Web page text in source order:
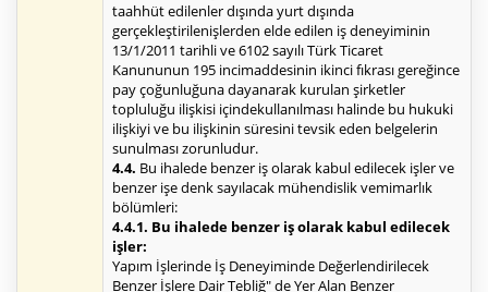
taahhüt edilenler dışında yurt dışında
gerçekleştirilenişlerden elde edilen iş deneyiminin
13/1/2011 tarihli ve 6102 sayılı Türk Ticaret
Kanununun 195 incimaddesinin ikinci fıkrası gereğince
pay çoğunluğuna dayanarak kurulan şirketler
topluluğu ilişkisi içindekullanılması halinde bu hukuki
ilişkiyi ve bu ilişkinin süresini tevsik eden belgelerin
sunulması zorunludur.
4.4. Bu ihalede benzer iş olarak kabul edilecek işler ve
benzer işe denk sayılacak mühendislik vemimarlık
bölümleri:
4.4.1. Bu ihalede benzer iş olarak kabul edilecek
işler:
Yapım İşlerinde İş Deneyiminde Değerlendirilecek
Benzer İşlere Dair Tebliğ" de Yer Alan Benzer